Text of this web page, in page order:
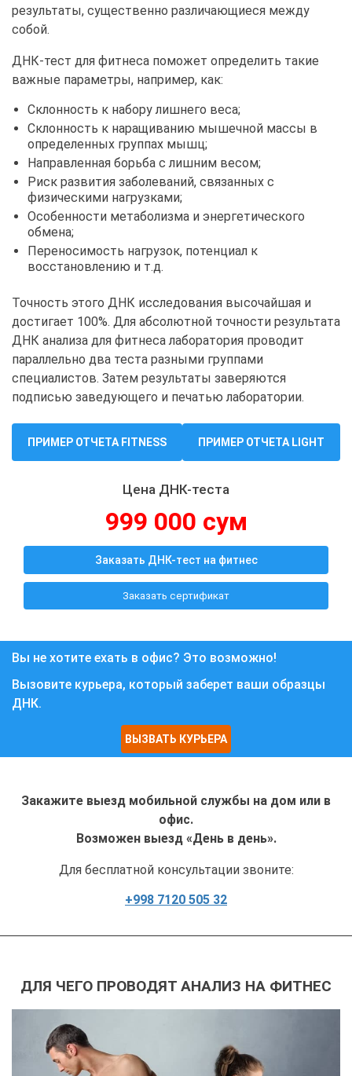
результаты, существенно различающиеся между
собой.
ДНК-тест для фитнеса поможет определить такие
важные параметры, например, как:
Склонность к набору лишнего веса;
Склонность к наращиванию мышечной массы в
определенных группах мышц;
Направленная борьба с лишним весом;
Риск развития заболеваний, связанных с
физическими нагрузками;
Особенности метаболизма и энергетического
обмена;
Переносимость нагрузок, потенциал к
восстановлению и т.д.
Точность этого ДНК исследования высочайшая и
достигает 100%. Для абсолютной точности результата
ДНК анализа для фитнеса лаборатория проводит
параллельно два теста разными группами
специалистов. Затем результаты заверяются
подписью заведующего и печатью лаборатории.
ПРИМЕР ОТЧЕТА FITNESS ПРИМЕР ОТЧЕТА LIGHT
Цена ДНК-теста
999 000 сум
Заказать ДНК-тест на фитнес
Заказать сертификат
Вы не хотите ехать в офис? Это возможно!
Вызовите курьера, который заберет ваши образцы
ДНК.
ВЫЗВАТЬ КУРЬЕРА
Закажите выезд мобильной службы на дом или в
офис.
Возможен выезд «День в день».
Для бесплатной консультации звоните:
+998 7120 505 32
ДЛЯ ЧЕГО ПРОВОДЯТ АНАЛИЗ НА ФИТНЕС